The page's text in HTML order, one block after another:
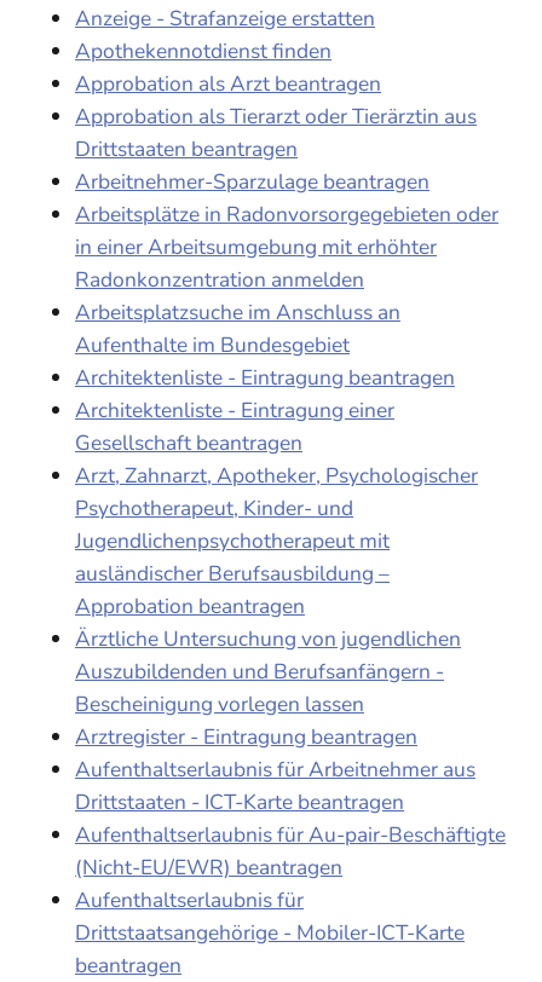
Anzeige - Strafanzeige erstatten
Apothekennotdienst finden
Approbation als Arzt beantragen
Approbation als Tierarzt oder Tierärztin aus
Drittstaaten beantragen
Arbeitnehmer-Sparzulage beantragen
Arbeitsplätze in Radonvorsorgegebieten oder
in einer Arbeitsumgebung mit erhöhter
Radonkonzentration anmelden
Arbeitsplatzsuche im Anschluss an
Aufenthalte im Bundesgebiet
Architektenliste - Eintragung beantragen
Architektenliste - Eintragung einer
Gesellschaft beantragen
Arzt, Zahnarzt, Apotheker, Psychologischer
Psychotherapeut, Kinder- und
Jugendlichenpsychotherapeut mit
ausländischer Berufsausbildung –
Approbation beantragen
Ärztliche Untersuchung von jugendlichen
Auszubildenden und Berufsanfängern -
Bescheinigung vorlegen lassen
Arztregister - Eintragung beantragen
Aufenthaltserlaubnis für Arbeitnehmer aus
Drittstaaten - ICT-Karte beantragen
Aufenthaltserlaubnis für Au-pair-Beschäftigte
(Nicht-EU/EWR) beantragen
Aufenthaltserlaubnis für
Drittstaatsangehörige - Mobiler-ICT-Karte
beantragen